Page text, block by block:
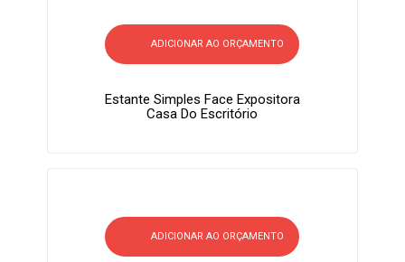
ADICIONAR AO ORÇAMENTO
Estante Simples Face Expositora
Casa Do Escritório
ADICIONAR AO ORÇAMENTO